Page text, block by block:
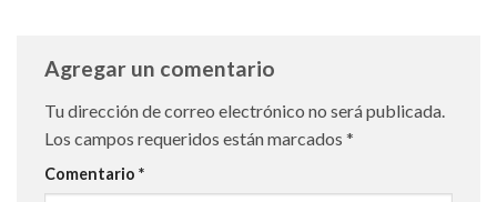
Agregar un comentario
Tu dirección de correo electrónico no será publicada.
Los campos requeridos están marcados *
Comentario *